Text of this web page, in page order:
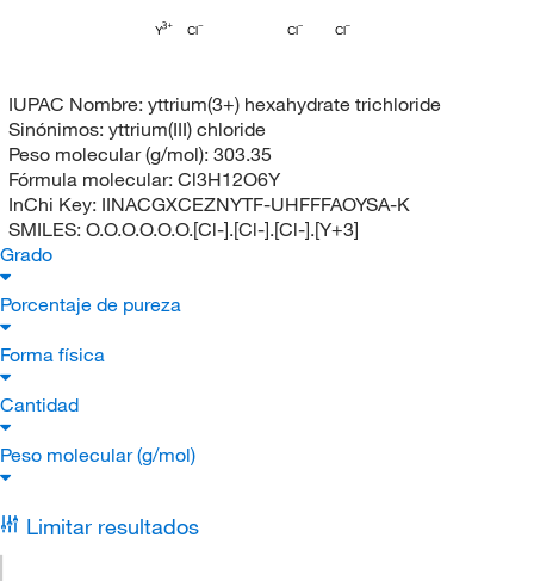
Cl Cl Cl
Y
IUPAC Nombre: yttrium(3+) hexahydrate trichloride
Sinónimos: yttrium(III) chloride
Peso molecular (g/mol): 303.35
Fórmula molecular: Cl3H12O6Y
InChi Key: IINACGXCEZNYTF-UHFFFAOYSA-K
SMILES: O.O.O.O.O.O.[Cl-].[Cl-].[Cl-].[Y+3]
Grado
Porcentaje de pureza
Forma física
Cantidad
Peso molecular (g/mol)
Limitar resultados